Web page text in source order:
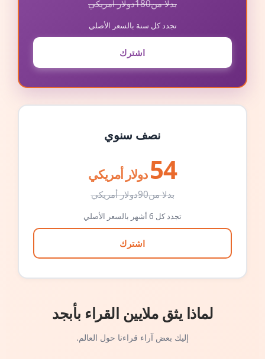
بدلا من180دولار أمريكي
تجدد كل سنة بالسعر الأصلي
اشترك
نصف سنوي
54 دولار أمريكي
بدلا من90دولار أمريكي
تجدد كل 6 أشهر بالسعر الأصلي
اشترك
لماذا يثق ملايين القراء بأبجد
إليك بعض آراء قراءنا حول العالم.